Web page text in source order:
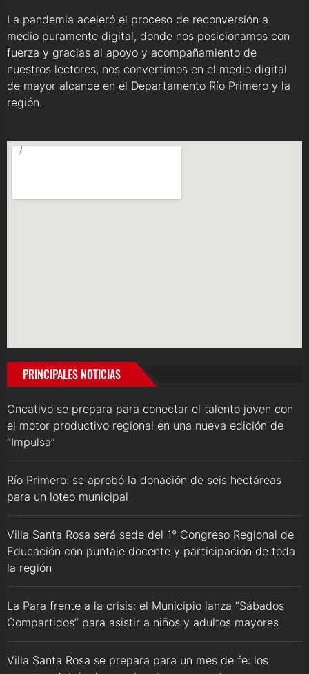
La pandemia aceleró el proceso de reconversión a
medio puramente digital, donde nos posicionamos con
fuerza y gracias al apoyo y acompañamiento de
nuestros lectores, nos convertimos en el medio digital
de mayor alcance en el Departamento Río Primero y la
región.
PRINCIPALES NOTICIAS
Oncativo se prepara para conectar el talento joven con
el motor productivo regional en una nueva edición de
“Impulsa”
Río Primero: se aprobó la donación de seis hectáreas
para un loteo municipal
Villa Santa Rosa será sede del 1° Congreso Regional de
Educación con puntaje docente y participación de toda
la región
La Para frente a la crisis: el Municipio lanza “Sábados
Compartidos” para asistir a niños y adultos mayores
Villa Santa Rosa se prepara para un mes de fe: los